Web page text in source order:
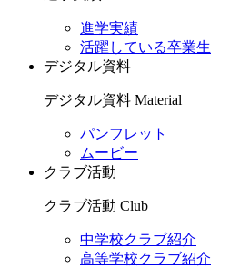
進学実績
活躍している卒業生
デジタル資料
デジタル資料 Material
パンフレット
ムービー
クラブ活動
クラブ活動 Club
中学校クラブ紹介
高等学校クラブ紹介